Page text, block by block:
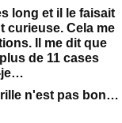
long et il le faisait
curieuse. Cela me
Il me dit que
de 11 cases
je…
n'est pas bon…